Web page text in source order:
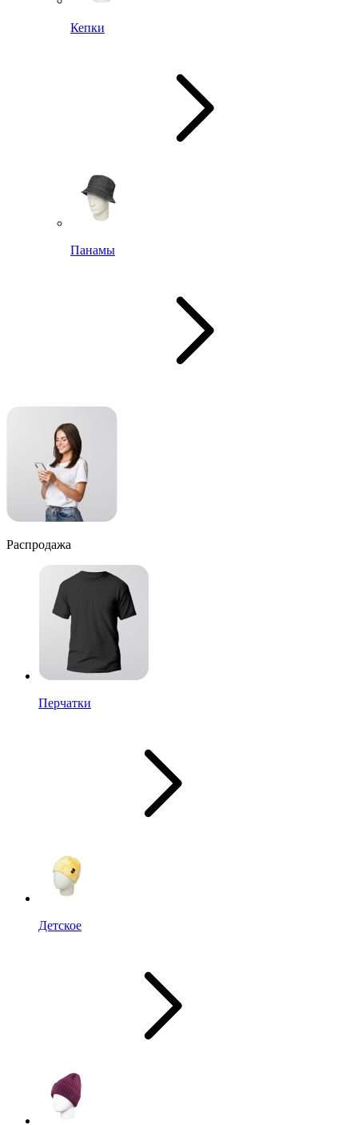
Кепки
Панамы
Распродажа
Перчатки
Детское